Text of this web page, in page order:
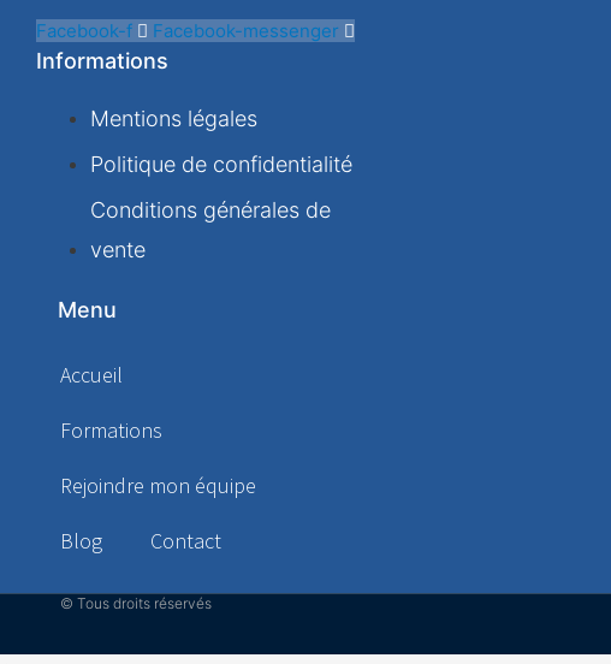
Facebook-f Facebook-messenger
Informations
Mentions légales
Politique de confidentialité
Conditions générales de
vente
Menu
Accueil
Formations
Rejoindre mon équipe
Blog
Contact
© Tous droits réservés